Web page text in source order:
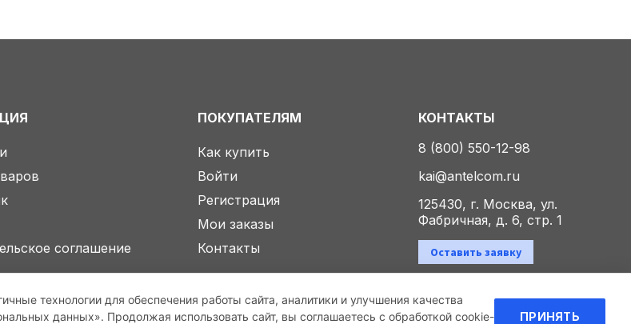
технологии для обеспечения работы сайта, аналитики и улучшения качества
данных». Продолжая использовать сайт, вы соглашаетесь с обработкой cookie-
ПРИНЯТЬ
соглашение
ПОКУПАТЕЛЯМ
Как купить
Войти
Регистрация
Мои заказы
Контакты
КОНТАКТЫ
8 (800) 550-12-98
kai@antelcom.ru
125430, г. Москва, ул.
Фабричная, д. 6, стр. 1
Оставить заявку
Политика конфиденциальности